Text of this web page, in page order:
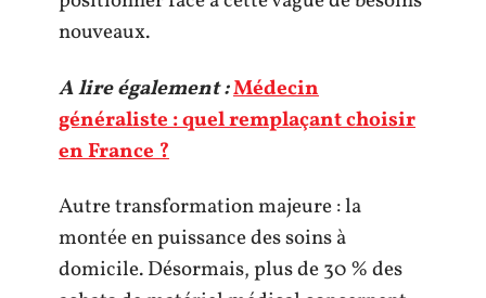
nouveaux.
A lire également :Médecin
généraliste : quel remplaçant choisir
en France ?
Autre transformation majeure : la
montée en puissance des soins à
domicile. Désormais, plus de 30 % des